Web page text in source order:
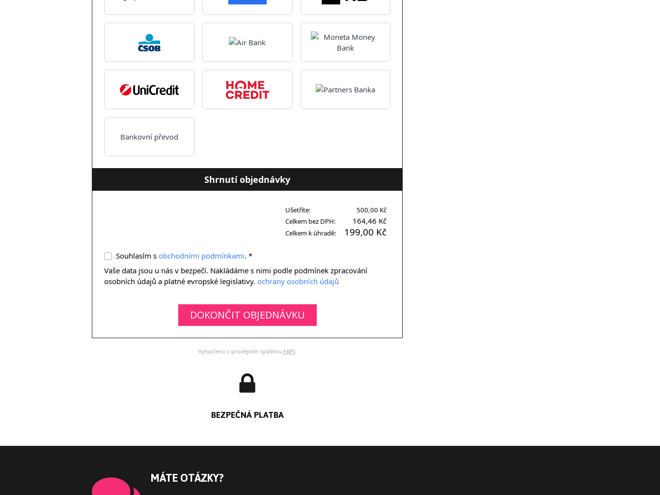
Bankovní převod
Shrnutí objednávky
Ušetříte:
500,00 Kč
Celkem bez DPH:
164,46 Kč
Celkem k úhradě: 199,00 Kč
Souhlasím s obchodními podmínkami. *
Vaše data jsou u nás v bezpečí. Nakládáme s nimi podle podmínek zpracování
osobních údajů a platné evropské legislativy. ochrany osobních údajů
DOKONČIT OBJEDNÁVKU
Vytvořeno v prodejním systému FAPI.
BEZPEČNÁ PLATBA
MÁTE OTÁZKY?